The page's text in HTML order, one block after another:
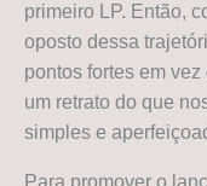
primeiro LP. Então,
oposto dessa
pontos fortes em
um retrato do que
simples e
Para promover o